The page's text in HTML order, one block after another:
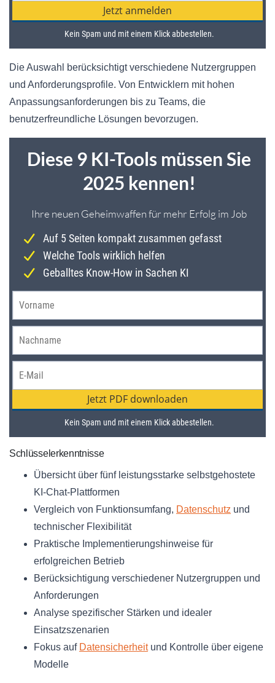
Die Auswahl berücksichtigt verschiedene Nutzergruppen
und Anforderungsprofile. Von Entwicklern mit hohen
Anpassungsanforderungen bis zu Teams, die
benutzerfreundliche Lösungen bevorzugen.
Schlüsselerkenntnisse
Übersicht über fünf leistungsstarke selbstgehostete
KI-Chat-Plattformen
Vergleich von Funktionsumfang, Datenschutz und
technischer Flexibilität
Praktische Implementierungshinweise für
erfolgreichen Betrieb
Berücksichtigung verschiedener Nutzergruppen und
Anforderungen
Analyse spezifischer Stärken und idealer
Einsatzszenarien
Fokus auf Datensicherheitund Kontrolle über eigene
Modelle